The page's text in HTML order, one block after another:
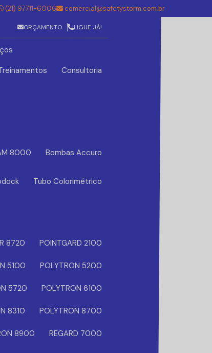
(21) 97711-6006 comercial@safetystorm.com.br
ORÇAMENTO LIGUE JÁ!
Consultoria
8000 Bombas Accuro
Tubo Colorimétrico
8720 POINTGARD 2100
5100 POLYTRON 5200
5720 POLYTRON 6100
8310 POLYTRON 8700
8900 REGARD 7000